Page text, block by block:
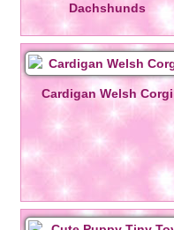
Dachshunds
Cardigan Welsh Corgi